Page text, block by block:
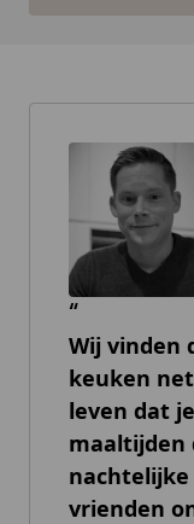
Wij vinden
keuken
leven dat
maaltijden
vrienden